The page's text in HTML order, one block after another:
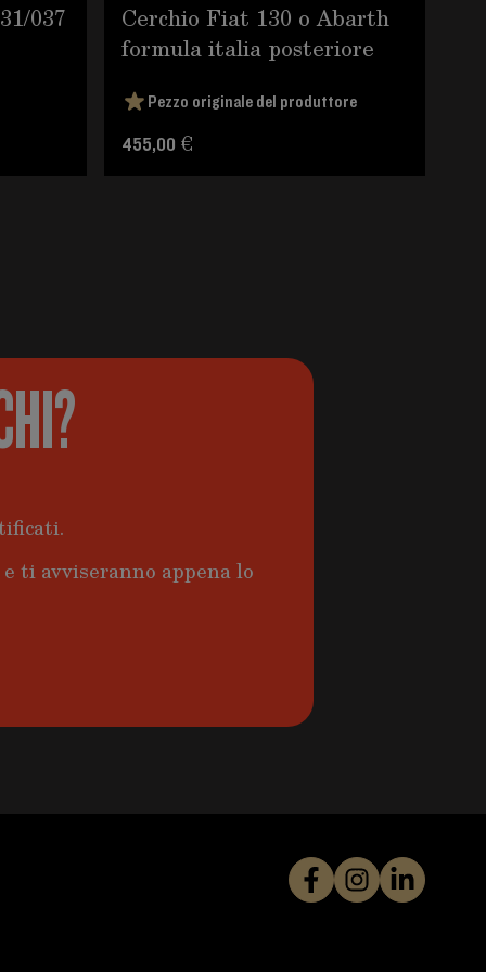
037
Cerchio Fiat 130 o Abarth
formula italia posteriore
Pezzo originale del produttore
455,00 €
ti avviseranno appena lo